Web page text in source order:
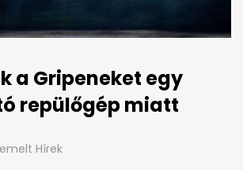
a Gripeneket egy
repülőgép miatt
Hírek